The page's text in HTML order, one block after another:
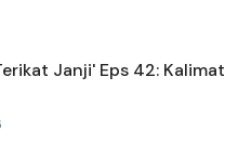
Janji' Eps 42: Kalimat